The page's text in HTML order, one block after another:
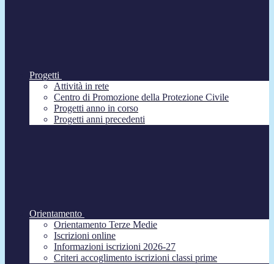
Progetti
Attività in rete
Centro di Promozione della Protezione Civile
Progetti anno in corso
Progetti anni precedenti
Orientamento
Orientamento Terze Medie
Iscrizioni online
Informazioni iscrizioni 2026-27
Criteri accoglimento iscrizioni classi prime